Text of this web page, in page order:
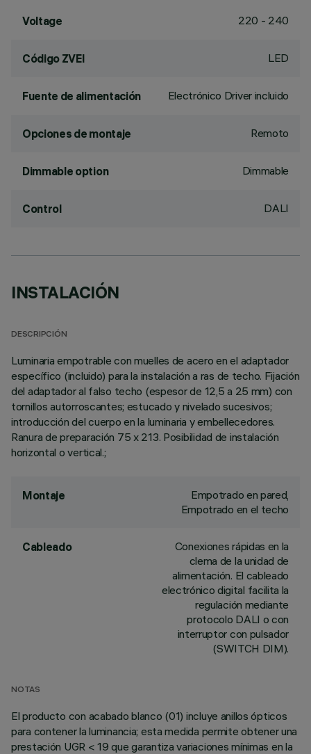
Voltage 220 - 240
Código ZVEI LED
Fuente de alimentación Electrónico Driver incluido
Opciones de montaje Remoto
Dimmable option Dimmable
Control DALI
INSTALACIÓN
DESCRIPCIÓN
Luminaria empotrable con muelles de acero en el adaptador
específico (incluido) para la instalación a ras de techo. Fijación
del adaptador al falso techo (espesor de 12,5 a 25 mm) con
tornillos autorroscantes; estucado y nivelado sucesivos;
introducción del cuerpo en la luminaria y embellecedores.
Ranura de preparación 75 x 213. Posibilidad de instalación
horizontal o vertical.;
Montaje
Empotrado en pared,
Empotrado en el techo
Cableado
Conexiones rápidas en la
clema de la unidad de
alimentación. El cableado
electrónico digital facilita la
regulación mediante
protocolo DALI o con
interruptor con pulsador
(SWITCH DIM).
NOTAS
El producto con acabado blanco (01) incluye anillos ópticos
para contener la luminancia; esta medida permite obtener una
prestación UGR < 19 que garantiza variaciones mínimas en la